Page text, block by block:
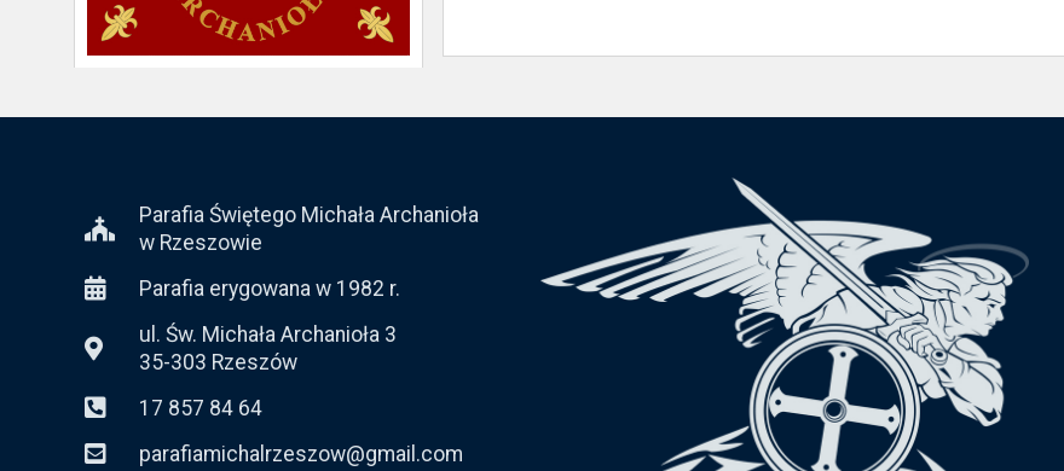
Parafia Świętego Michała Archanioła
w Rzeszowie
Parafia erygowana w 1982 r.
ul. Św. Michała Archanioła 3
35-303 Rzeszów
17 857 84 64
parafiamichalrzeszow@gmail.com